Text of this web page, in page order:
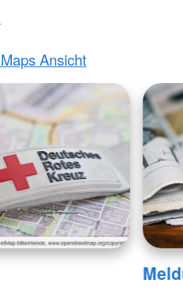
Ansicht